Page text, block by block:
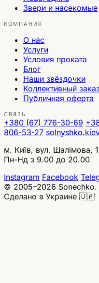
Звери и насекомые
КОМПАНИЯ
О нас
Услуги
Условия проката
Блог
Наши звёздочки
Коллективный
Публичная оферта
СВЯЗЬ
+380 (67) 776-30-69
806-53-27
м. Київ, вул. Шалімова,
Пн-Нд з 9.00 до 20.00
Instagram Facebook
© 2005–2026
Сделано в Украине 🇺🇦